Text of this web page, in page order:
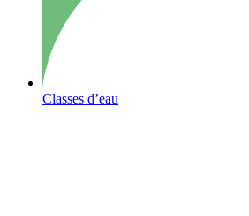
Classes d’eau